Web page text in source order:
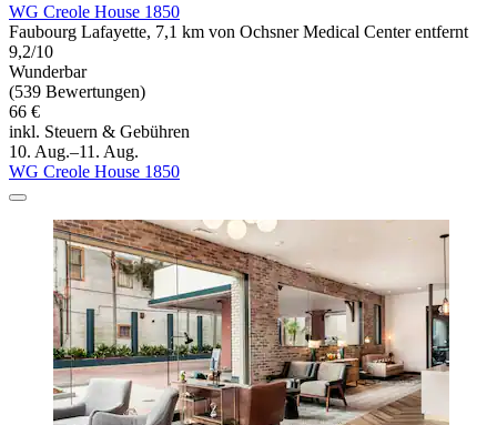
WG Creole House 1850
Faubourg Lafayette, 7,1 km von Ochsner Medical Center entfernt
9,2/10
Wunderbar
(539 Bewertungen)
66 €
inkl. Steuern & Gebühren
10. Aug.–11. Aug.
WG Creole House 1850